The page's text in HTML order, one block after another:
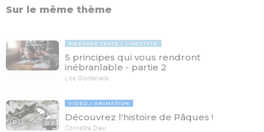
Sur le même thème
MESSAGE TEXTE LIFESTYLE
5 principes qui vous rendront
inébranlable - partie 2
Lisa Giordanella
04:31
VIDÉO ANIMATION
Découvrez l'histoire de Pâques !
Connaître Dieu